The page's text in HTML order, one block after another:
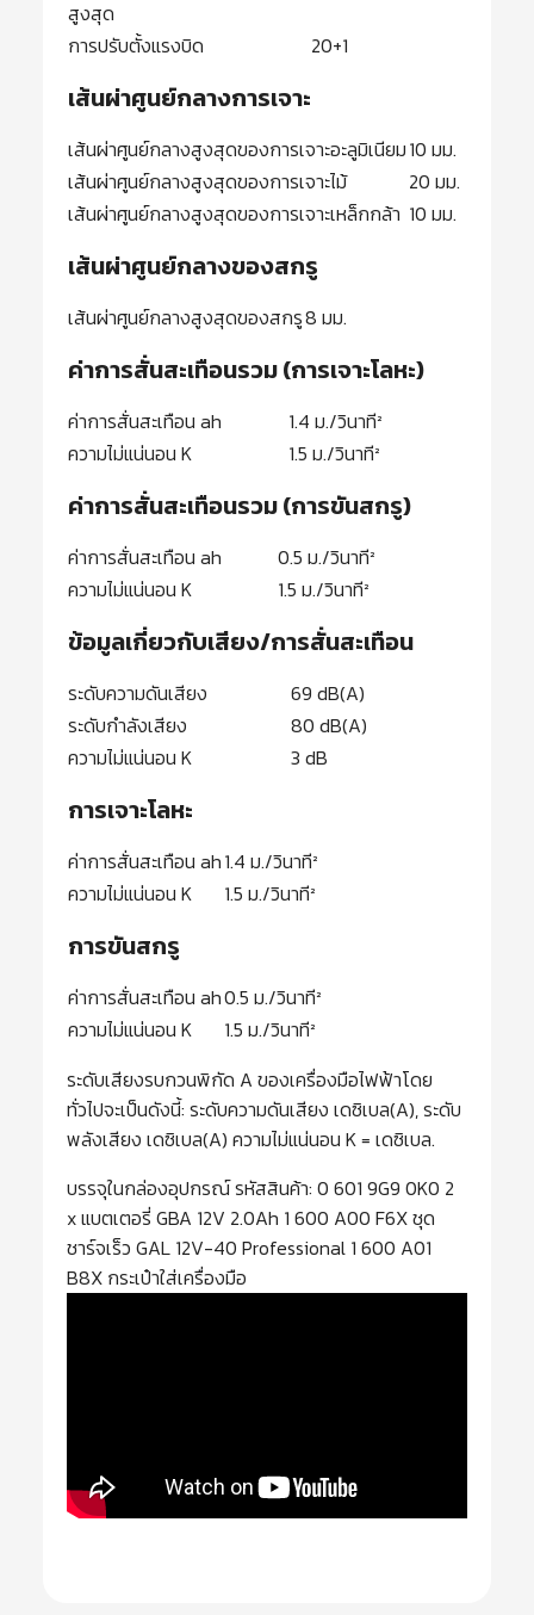
สูงสุด
การปรับตั้งแรงบิด
20+1
เส้นผ่าศูนย์กลางการเจาะ
เส้นผ่าศูนย์กลางสูงสุดของการเจาะอะลูมิเนียม10 มม.
เส้นผ่าศูนย์กลางสูงสุดของการเจาะไม้
20 มม.
เส้นผ่าศูนย์กลางสูงสุดของการเจาะเหล็กกล้า 10 มม.
เส้นผ่าศูนย์กลางของสกรู
เส้นผ่าศูนย์กลางสูงสุดของสกรู8 มม.
ค่าการสั่นสะเทือนรวม (การเจาะโลหะ)
ค่าการสั่นสะเทือน ah
1.4 ม./วินาที²
ความไม่แน่นอน K
1.5 ม./วินาที²
ค่าการสั่นสะเทือนรวม (การขันสกรู)
ค่าการสั่นสะเทือน ah
0.5 ม./วินาที²
ความไม่แน่นอน K
1.5 ม./วินาที²
ข้อมูลเกี่ยวกับเสียง/การสั่นสะเทือน
ระดับความดันเสียง
69 dB(A)
ระดับกำลังเสียง
80 dB(A)
ความไม่แน่นอน K
3 dB
การเจาะโลหะ
ค่าการสั่นสะเทือน ah1.4 ม./วินาที²
ความไม่แน่นอน K
1.5 ม./วินาที²
การขันสกรู
ค่าการสั่นสะเทือน ah0.5 ม./วินาที²
ความไม่แน่นอน K
1.5 ม./วินาที²
ระดับเสียงรบกวนพิกัด A ของเครื่องมือไฟฟ้าโดย
ทั่วไปจะเป็นดังนี้: ระดับความดันเสียง เดซิเบล(A), ระดับ
พลังเสียง เดซิเบล(A) ความไม่แน่นอน K = เดซิเบล.
บรรจุในกล่องอุปกรณ์ รหัสสินค้า: 0 601 9G9 0K0 2
x แบตเตอรี่ GBA 12V 2.0Ah 1 600 A00 F6X ชุด
ชาร์จเร็ว GAL 12V-40 Professional 1 600 A01
B8X กระเป๋าใส่เครื่องมือ